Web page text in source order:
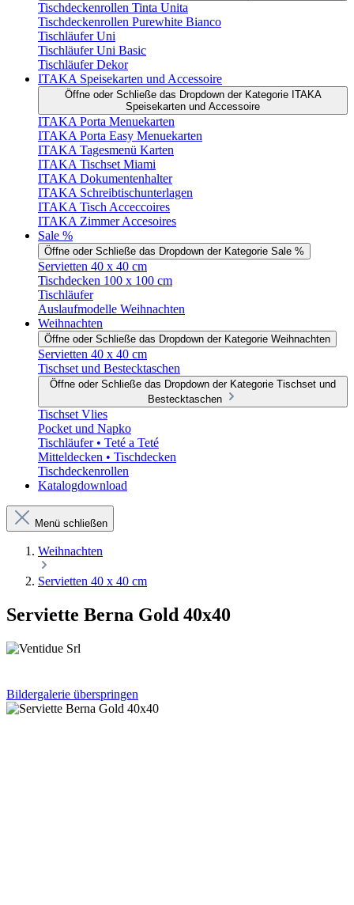
Tischdeckenrollen Tinta Unita
Tischdeckenrollen Purewhite Bianco
Tischläufer Uni
Tischläufer Uni Basic
Tischläufer Dekor
ITAKA Speisekarten und Accessoire
Öffne oder Schließe das Dropdown der Kategorie ITAKA
Speisekarten und Accessoire
ITAKA Porta Menuekarten
ITAKA Porta Easy Menuekarten
ITAKA Tagesmenü Karten
ITAKA Tischset Miami
ITAKA Dokumentenhalter
ITAKA Schreibtischunterlagen
ITAKA Tisch Acceccoires
ITAKA Zimmer Accesoires
Sale %
Öffne oder Schließe das Dropdown der Kategorie Sale %
Servietten 40 x 40 cm
Tischdecken 100 x 100 cm
Tischläufer
Auslaufmodelle Weihnachten
Weihnachten
Öffne oder Schließe das Dropdown der Kategorie Weihnachten
Servietten 40 x 40 cm
Tischset und Bestecktaschen
Öffne oder Schließe das Dropdown der Kategorie Tischset und
Bestecktaschen
Tischset Vlies
Pocket und Napko
Tischläufer • Teté a Teté
Mitteldecken • Tischdecken
Tischdeckenrollen
Katalogdownload
Menü schließen
Weihnachten
Servietten 40 x 40 cm
Serviette Berna Gold 40x40
Bildergalerie überspringen